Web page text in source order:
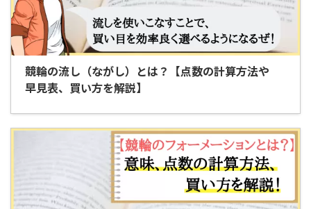
競輪の流し（ながし）とは？【点数の計算方法や
早見表、買い方を解説】